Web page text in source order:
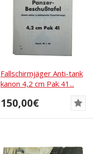
Fallschirmjäger Anti-tank
kanon 4,2 cm Pak 41...
150,00€